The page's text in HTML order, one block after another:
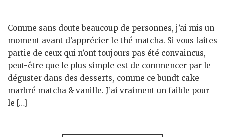
Comme sans doute beaucoup de personnes, j’ai mis un
moment avant d’apprécier le thé matcha. Si vous faites
partie de ceux qui n’ont toujours pas été convaincus,
peut-être que le plus simple est de commencer par le
déguster dans des desserts, comme ce bundt cake
marbré matcha & vanille. J’ai vraiment un faible pour
le […]